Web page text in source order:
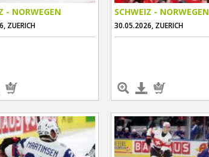
- NORWEGEN
ZUERICH
SCHWEIZ - NORWEGEN
30.05.2026, ZUERICH